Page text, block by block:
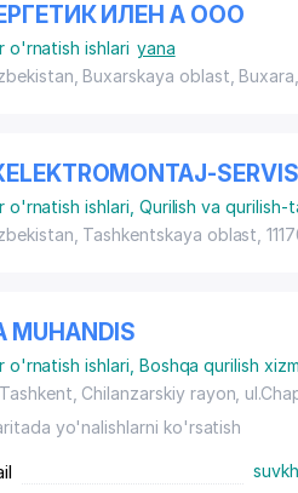
ИЛЕН А ООО
o'rnatish ishlari yana
Buxarskaya oblast, Buxara,
o'rnatish ishlari Qurilish va qurilish-
Tashkentskaya oblast,
MUHANDIS
o'rnatish ishlari Boshqa qurilish
Chilanzarskiy rayon ,
yo'nalishlarni ko'rsatish